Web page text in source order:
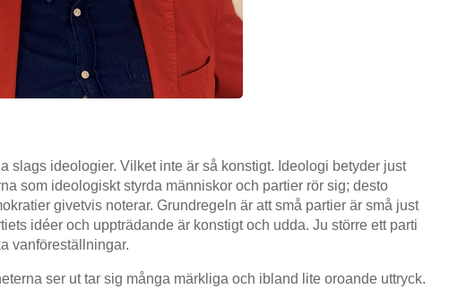
slags ideologier. Vilket inte är så konstigt. Ideologi betyder just
som ideologiskt styrda människor och partier rör sig; desto
givetvis noterar. Grundregeln är att små partier är små just
idéer och uppträdande är konstigt och udda. Ju större ett parti
vanföreställningar.
ser ut tar sig många märkliga och ibland lite oroande uttryck.